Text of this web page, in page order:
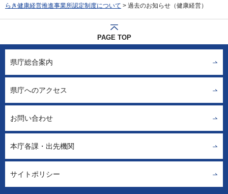
らき健康経営推進事業所認定制度について > 過去のお知らせ（健康経営）
PAGE TOP
県庁総合案内
県庁へのアクセス
お問い合わせ
本庁各課・出先機関
サイトポリシー